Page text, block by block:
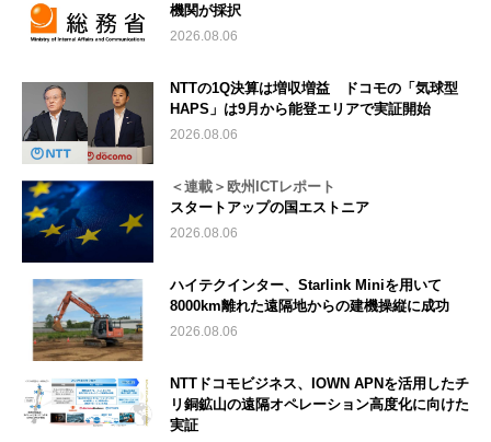
機関が採択
2026.08.06
NTTの1Q決算は増収増益 ドコモの「気球型
HAPS」は9月から能登エリアで実証開始
2026.08.06
＜連載＞欧州ICTレポート
スタートアップの国エストニア
2026.08.06
ハイテクインター、Starlink Miniを用いて
8000km離れた遠隔地からの建機操縦に成功
2026.08.06
NTTドコモビジネス、IOWN APNを活用したチ
リ銅鉱山の遠隔オペレーション高度化に向けた
実証